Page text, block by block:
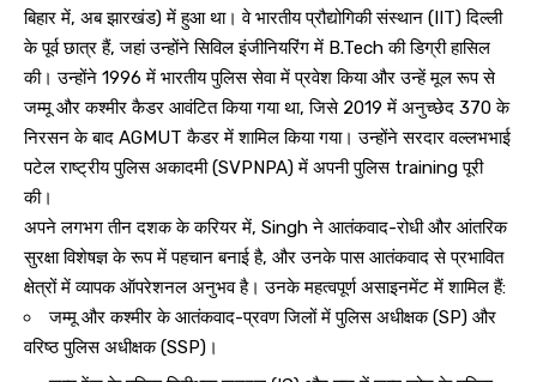
बिहार में, अब झारखंड) में हुआ था। वे भारतीय प्रौद्योगिकी संस्थान (IIT) दिल्ली
के पूर्व छात्र हैं, जहां उन्होंने सिविल इंजीनियरिंग में B.Tech की डिग्री हासिल
की। उन्होंने 1996 में भारतीय पुलिस सेवा में प्रवेश किया और उन्हें मूल रूप से
जम्मू और कश्मीर कैडर आवंटित किया गया था, जिसे 2019 में अनुच्छेद 370 के
निरसन के बाद AGMUT कैडर में शामिल किया गया। उन्होंने सरदार वल्लभभाई
पटेल राष्ट्रीय पुलिस अकादमी (SVPNPA) में अपनी पुलिस training पूरी
की।
अपने लगभग तीन दशक के करियर में, Singh ने आतंकवाद-रोधी और आंतरिक
सुरक्षा विशेषज्ञ के रूप में पहचान बनाई है, और उनके पास आतंकवाद से प्रभावित
क्षेत्रों में व्यापक ऑपरेशनल अनुभव है। उनके महत्वपूर्ण असाइनमेंट में शामिल हैं:
जम्मू और कश्मीर के आतंकवाद-प्रवण जिलों में पुलिस अधीक्षक (SP) और
वरिष्ठ पुलिस अधीक्षक (SSP)।